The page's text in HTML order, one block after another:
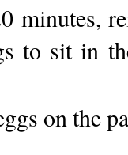
minutes,
to sit in
on the